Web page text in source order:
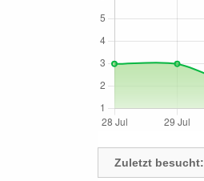
Zuletzt besucht: